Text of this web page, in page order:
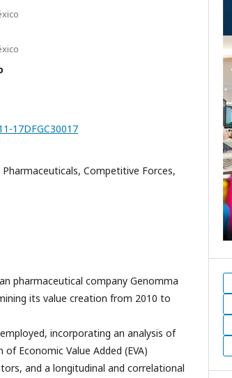
17DFGC30017
Pharmaceuticals, Competitive Forces,
pharmaceutical company Genomma
its value creation from 2010 to
incorporating an analysis of
Economic Value Added (EVA)
and a longitudinal and correlational